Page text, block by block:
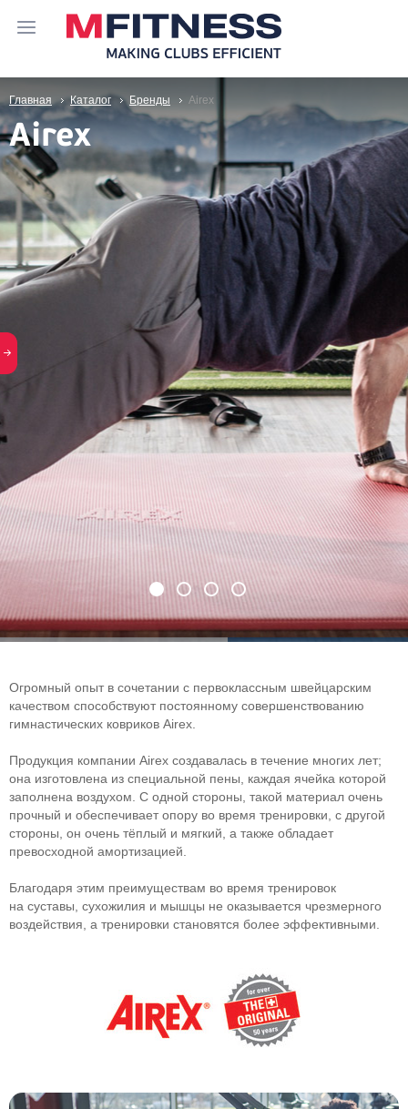
Главная Каталог Бренды Airex
Airex
Огромный опыт в сочетании с первоклассным швейцарским
качеством способствуют постоянному совершенствованию
гимнастических ковриков Airex.
Продукция компании Airex создавалась в течение многих лет;
она изготовлена из специальной пены, каждая ячейка которой
заполнена воздухом. С одной стороны, такой материал очень
прочный и обеспечивает опору во время тренировки, с другой
стороны, он очень тёплый и мягкий, а также обладает
превосходной амортизацией.
Благодаря этим преимуществам во время тренировок
на суставы, сухожилия и мышцы не оказывается чрезмерного
воздействия, а тренировки становятся более эффективными.